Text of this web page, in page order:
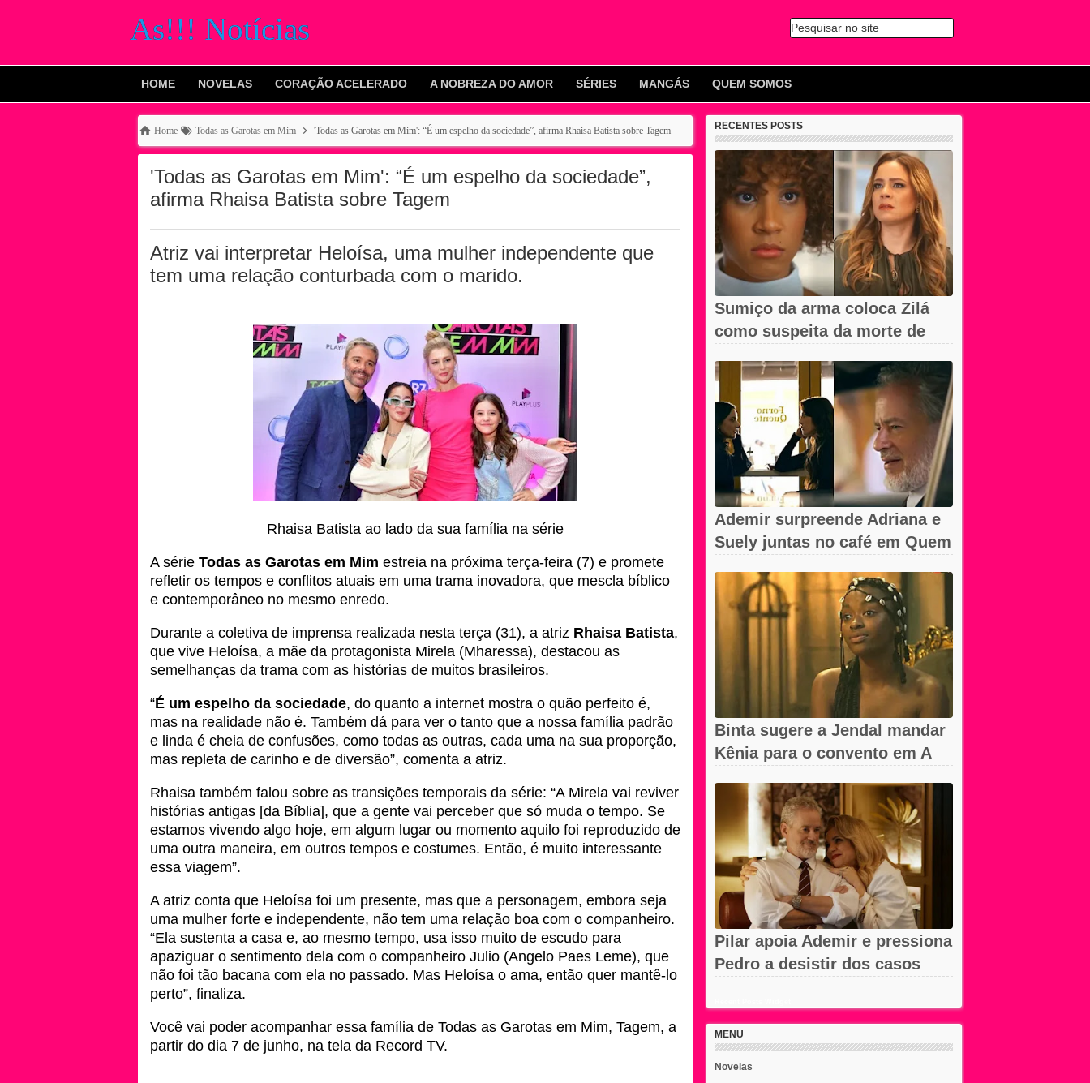
As!!! Notícias Pesquisar no site
HOME NOVELAS CORAÇÃO ACELERADO A NOBREZA DO AMOR SÉRIES MANGÁS QUEM SOMOS
Home Todas as Garotas em Mim 'Todas as Garotas em Mim': “É um espelho da sociedade”, afirma Rhaisa Batista sobre Tagem
'Todas as Garotas em Mim': “É um espelho da sociedade”,
afirma Rhaisa Batista sobre Tagem
Atriz vai interpretar Heloísa, uma mulher independente que
tem uma relação conturbada com o marido.
Rhaisa Batista ao lado da sua família na série
A série Todas as Garotas em Mim estreia na próxima terça-feira (7) e promete
refletir os tempos e conflitos atuais em uma trama inovadora, que mescla bíblico
e contemporâneo no mesmo enredo.
Durante a coletiva de imprensa realizada nesta terça (31), a atriz Rhaisa Batista,
que vive Heloísa, a mãe da protagonista Mirela (Mharessa), destacou as
semelhanças da trama com as histórias de muitos brasileiros.
“É um espelho da sociedade, do quanto a internet mostra o quão perfeito é,
mas na realidade não é. Também dá para ver o tanto que a nossa família padrão
e linda é cheia de confusões, como todas as outras, cada uma na sua proporção,
mas repleta de carinho e de diversão”, comenta a atriz.
Rhaisa também falou sobre as transições temporais da série: “A Mirela vai reviver
histórias antigas [da Bíblia], que a gente vai perceber que só muda o tempo. Se
estamos vivendo algo hoje, em algum lugar ou momento aquilo foi reproduzido de
uma outra maneira, em outros tempos e costumes. Então, é muito interessante
essa viagem”.
A atriz conta que Heloísa foi um presente, mas que a personagem, embora seja
uma mulher forte e independente, não tem uma relação boa com o companheiro.
“Ela sustenta a casa e, ao mesmo tempo, usa isso muito de escudo para
apaziguar o sentimento dela com o companheiro Julio (Angelo Paes Leme), que
não foi tão bacana com ela no passado. Mas Heloísa o ama, então quer mantê-lo
perto”, finaliza.
Você vai poder acompanhar essa família de Todas as Garotas em Mim, Tagem, a
partir do dia 7 de junho, na tela da Record TV.
RECENTES POSTS
Sumiço da arma coloca Zilá
como suspeita da morte de
Ademir surpreende Adriana e
Suely juntas no café em Quem
Binta sugere a Jendal mandar
Kênia para o convento em A
Pilar apoia Ademir e pressiona
Pedro a desistir dos casos
MENU
Novelas